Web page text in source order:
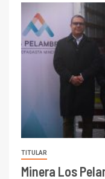
TITULAR
Minera Los